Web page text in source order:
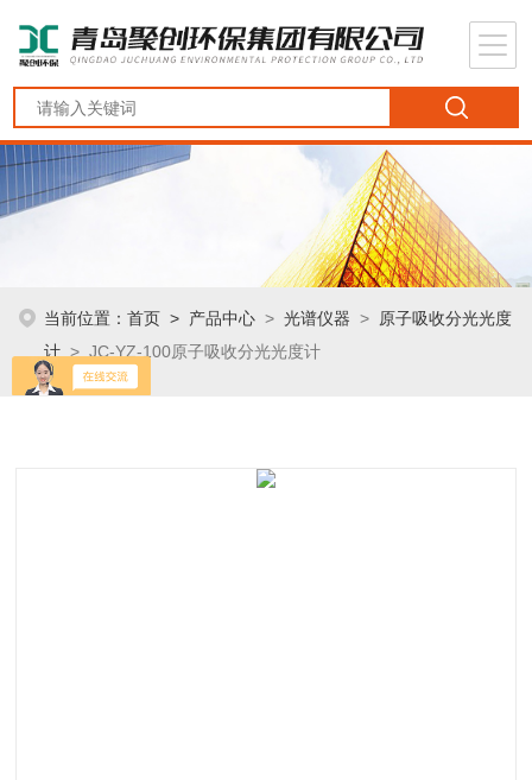
当前位置：首页 > 产品中心 >光谱仪器 > 原子吸收分光光度
计 > JC-YZ-100原子吸收分光光度计